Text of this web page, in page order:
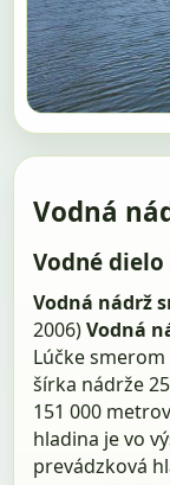
Vodná
Vodné
Vodná nádrž
2006)Vodná
Lúčke smerom
šírka nádrže
151 000
hladina je vo
prevádzková